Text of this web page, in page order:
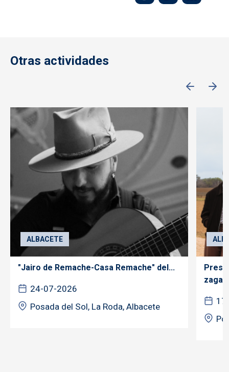
Otras actividades
ALBACETE
"Jairo de Remache-Casa Remache" del...
24-07-2026
Posada del Sol, La Roda, Albacete